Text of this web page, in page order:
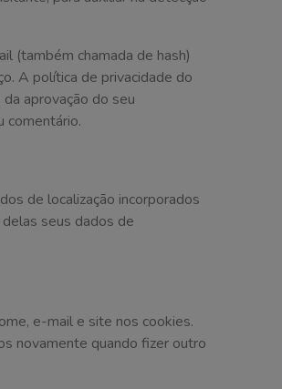
(também chamada de hash)
A política de privacidade do
aprovação do seu
comentário.
de localização incorporados
seus dados de
e-mail e site nos cookies.
novamente quando fizer outro